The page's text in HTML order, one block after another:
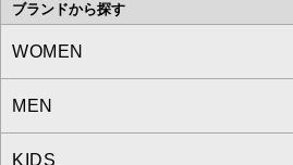
ブランドから探す
WOMEN
a.v.v
MICHEL KLEIN
MEN
a.v.v
KIDS